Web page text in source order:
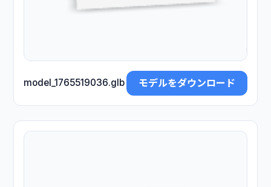
model_1765519036.glb モデルをダウンロード